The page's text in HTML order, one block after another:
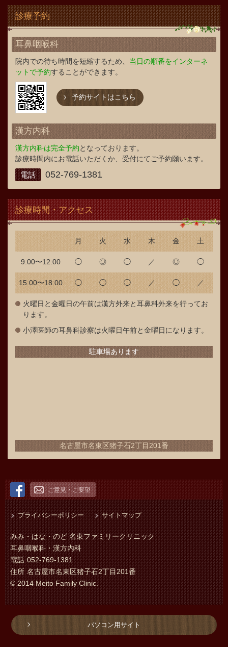
診療予約
耳鼻咽喉科
院内での待ち時間を短縮するため、 当日の順番をインターネ
ットで予約することができます。
予約サイトはこちら
漢方内科
漢方内科は完全予約となっております。
診療時間内にお電話いただくか、受付にてご予約願います。
電話 052-769-1381
診療時間・アクセス
月 火 水 木 金 土
9:00〜12:00 ◯ ◎ ◯ ／ ◎ ◯
15:00〜18:00 ◯ ◯ ◯ ／ ◯ ／
火曜日と金曜日の午前は漢方外来と耳鼻科外来を行ってお
ります。
小澤医師の耳鼻科診察は火曜日午前と金曜日になります。
駐車場あります
名古屋市名東区猪子石2丁目201番
ご意見・ご要望
プライバシーポリシー サイトマップ
みみ・はな・のど 名東ファミリークリニック
耳鼻咽喉科・漢方内科
電話 052-769-1381
住所 名古屋市名東区猪子石2丁目201番
© 2014 Meito Family Clinic.
パソコン用サイト